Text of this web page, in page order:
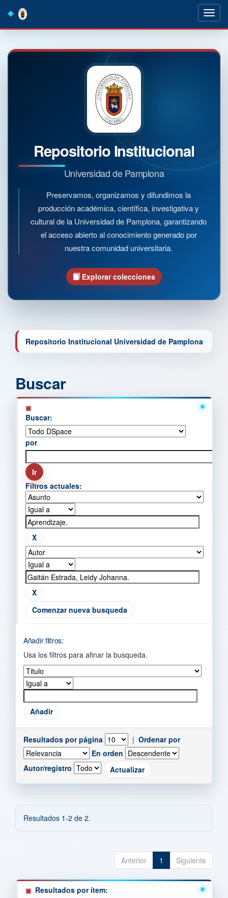
navigation
Repositorio Institucional
Universidad de Pamplona
Preservamos, organizamos y difundimos la
producción académica, científica, investigativa y
cultural de la Universidad de Pamplona, garantizando
el acceso abierto al conocimiento generado por
nuestra comunidad universitaria.
Explorar colecciones
Repositorio Institucional Universidad de Pamplona
Buscar
Buscar:
por
Filtros actuales:
Comenzar nueva busqueda
Añadir filtros:
Usa los filtros para afinar la busqueda.
Resultados por página | Ordenar por
En orden
Autor/registro
Resultados 1-2 de 2.
Anterior 1 Siguiente
Resultados por ítem: